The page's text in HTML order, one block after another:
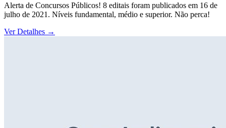
Alerta de Concursos Públicos! 8 editais foram publicados em 16 de
julho de 2021. Níveis fundamental, médio e superior. Não perca!
Ver Detalhes →